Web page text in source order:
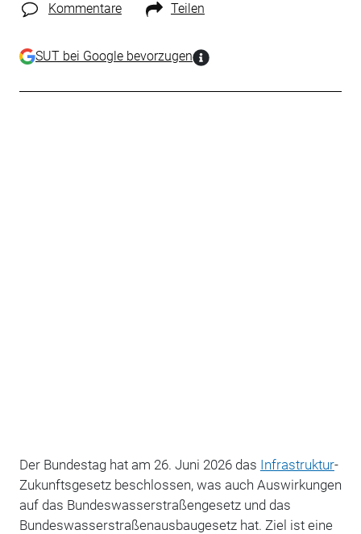
Kommentare Teilen
SUT bei Google bevorzugen
Der Bundestag hat am 26. Juni 2026 das Infrastruktur-
Zukunftsgesetz beschlossen, was auch Auswirkungen
auf das Bundeswasserstraßengesetz und das
Bundeswasserstraßenausbaugesetz hat. Ziel ist eine